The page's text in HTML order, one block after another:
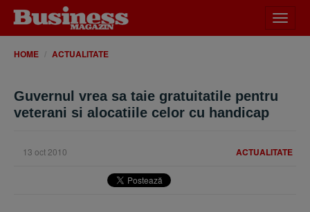
meniu
HOME ACTUALITATE
Guvernul vrea sa taie gratuitatile pentru
veterani si alocatiile celor cu handicap
ACTUALITATE
13 oct 2010